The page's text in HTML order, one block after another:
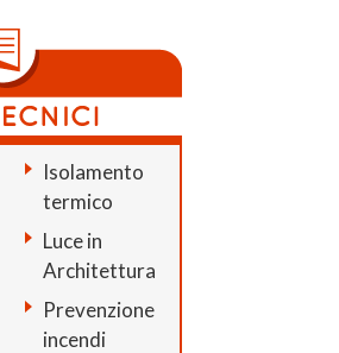
Isolamento
termico
Luce in
Architettura
Prevenzione
incendi